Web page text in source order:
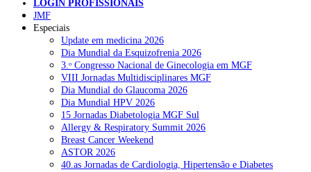
em 20% de medicamentos mais utilizados no contexto da pandemia.
[/box]
NOTÍCIAS RECENTES
Portugal está a formar os médicos de que precisa? 6 de Agosto,
Estudantes de Medicina representados na 79.ª World Health
Assembly 6 de Agosto, 2026
SCORA X-Change Portugal promove formação internacional
em saúde sexual e reprodutiva 6 de Agosto, 2026
LOGIN PROFISSIONAIS
JMF
Especiais
Update em medicina 2026
Dia Mundial da Esquizofrenia 2026
3.ᵒ Congresso Nacional de Ginecologia em MGF
VIII Jornadas Multidisciplinares MGF
Dia Mundial do Glaucoma 2026
Dia Mundial HPV 2026
15 Jornadas Diabetologia MGF Sul
Allergy & Respiratory Summit 2026
Breast Cancer Weekend
ASTOR 2026
40.as Jornadas de Cardiologia, Hipertensão e Diabetes